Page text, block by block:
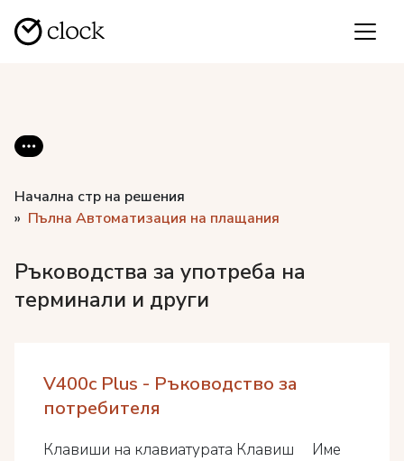
Начална стр на решения
Пълна Автоматизация на плащания
Ръководства за употреба на
терминали и други
V400c Plus - Ръководство за
потребителя
Клавиши на клавиатурата Клавиш Име